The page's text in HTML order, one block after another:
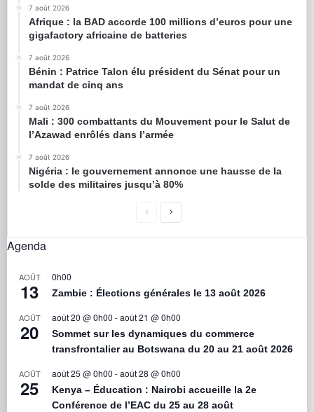
7 août 2026
Afrique : la BAD accorde 100 millions d’euros pour une
gigafactory africaine de batteries
7 août 2026
Bénin : Patrice Talon élu président du Sénat pour un
mandat de cinq ans
7 août 2026
Mali : 300 combattants du Mouvement pour le Salut de
l’Azawad enrôlés dans l’armée
7 août 2026
Nigéria : le gouvernement annonce une hausse de la
solde des militaires jusqu’à 80%
Agenda
AOÛT
13
0h00
Zambie : Élections générales le 13 août 2026
AOÛT
20
août 20 @ 0h00 -août 21 @ 0h00
Sommet sur les dynamiques du commerce
transfrontalier au Botswana du 20 au 21 août 2026
AOÛT
25
août 25 @ 0h00 -août 28 @ 0h00
Kenya – Éducation : Nairobi accueille la 2e
Conférence de l’EAC du 25 au 28 août